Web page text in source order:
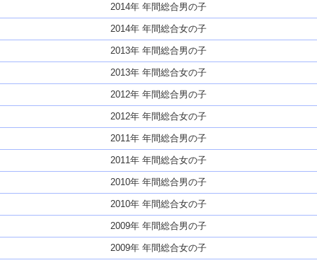
2014年 年間総合男の子
2014年 年間総合女の子
2013年 年間総合男の子
2013年 年間総合女の子
2012年 年間総合男の子
2012年 年間総合女の子
2011年 年間総合男の子
2011年 年間総合女の子
2010年 年間総合男の子
2010年 年間総合女の子
2009年 年間総合男の子
2009年 年間総合女の子